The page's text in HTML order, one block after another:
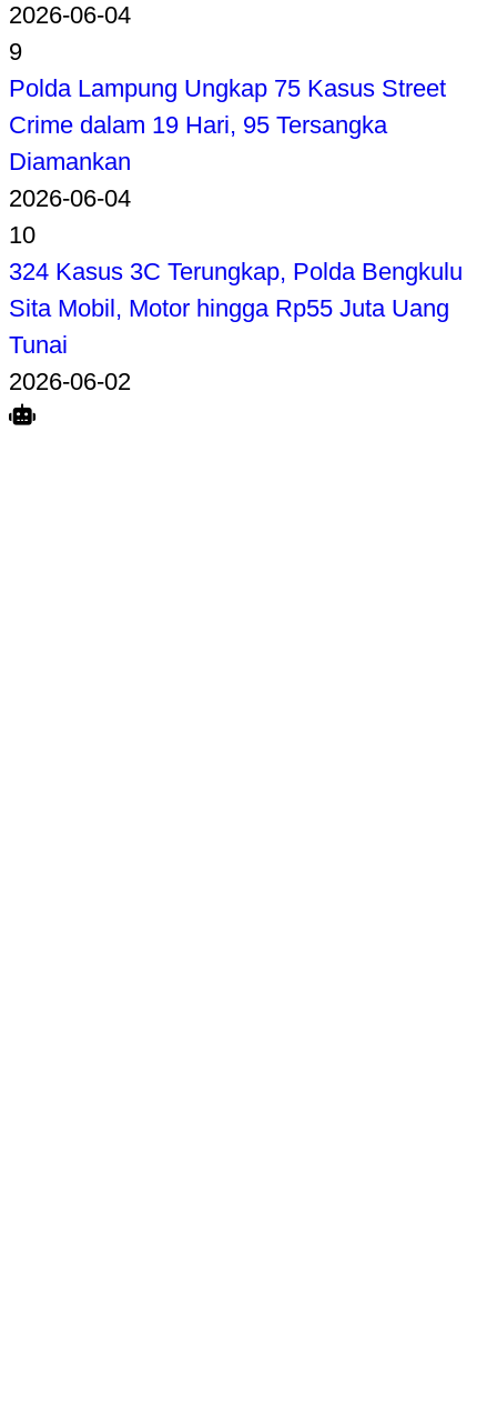
2026-06-04
9
Polda Lampung Ungkap 75 Kasus Street
Crime dalam 19 Hari, 95 Tersangka
Diamankan
2026-06-04
10
324 Kasus 3C Terungkap, Polda Bengkulu
Sita Mobil, Motor hingga Rp55 Juta Uang
Tunai
2026-06-02